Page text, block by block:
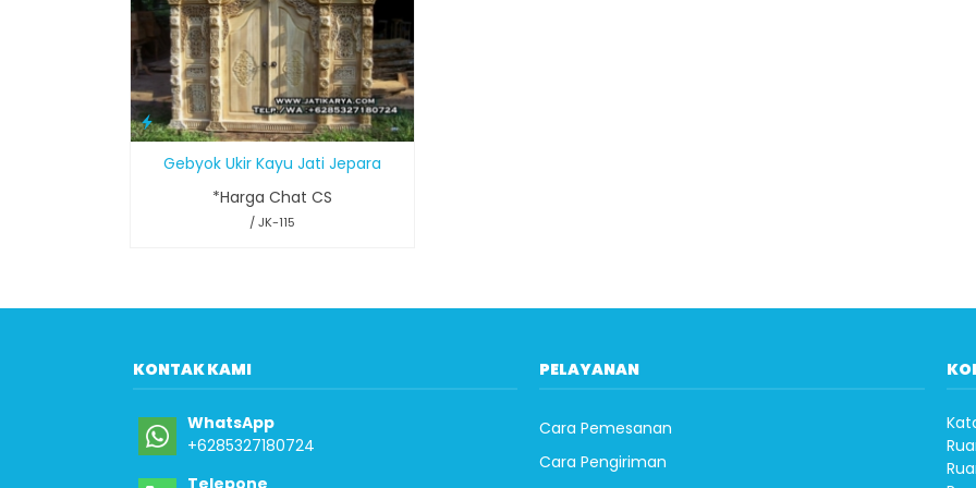
Gebyok Ukir Kayu Jati Jepara
*Harga Chat CS
/ JK-115
KONTAK KAMI
WhatsApp
+6285327180724
Telepone
PELAYANAN
Cara Pemesanan
Cara Pengiriman